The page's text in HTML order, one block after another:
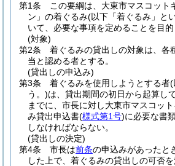
第1条
この要綱は、大東市マスコット
ン」の着ぐるみ(以下「着ぐるみ」と
いて、必要な事項を定めることを目的
(対象)
第2条
着ぐるみの貸出しの対象は、各
当と認める者とする。
(貸出しの申込み)
第3条
着ぐるみを使用しようとする者(
う。)は、貸出期間の初日から起算し
までに、市長に対し大東市マスコッ
み貸出申込書(様式第1号)に必要な書
しなければならない。
(貸出しの決定)
第4条
市長は前条の申込みがあったと
した上で、着ぐるみの貸出しの可否